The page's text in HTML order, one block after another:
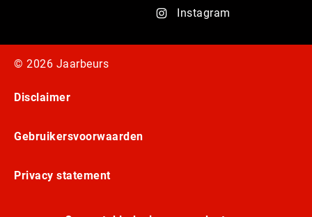
Instagram
© 2026 Jaarbeurs
Disclaimer
Gebruikersvoorwaarden
Privacy statement